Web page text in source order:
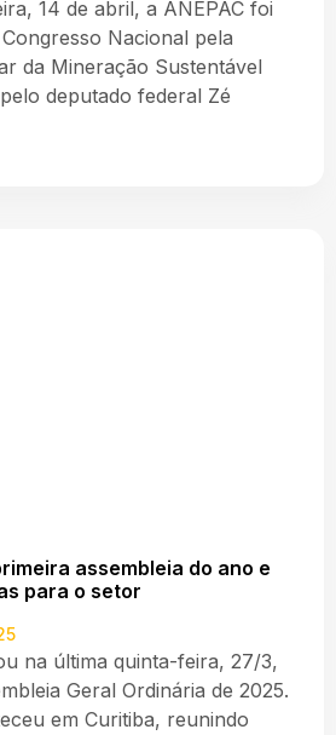
14 de abril, a ANEPAC foi
Nacional pela
da Mineração Sustentável
deputado federal Zé
assembleia do ano e
para o setor
na última quinta-feira, 27/3,
Geral Ordinária de 2025.
em Curitiba, reunindo